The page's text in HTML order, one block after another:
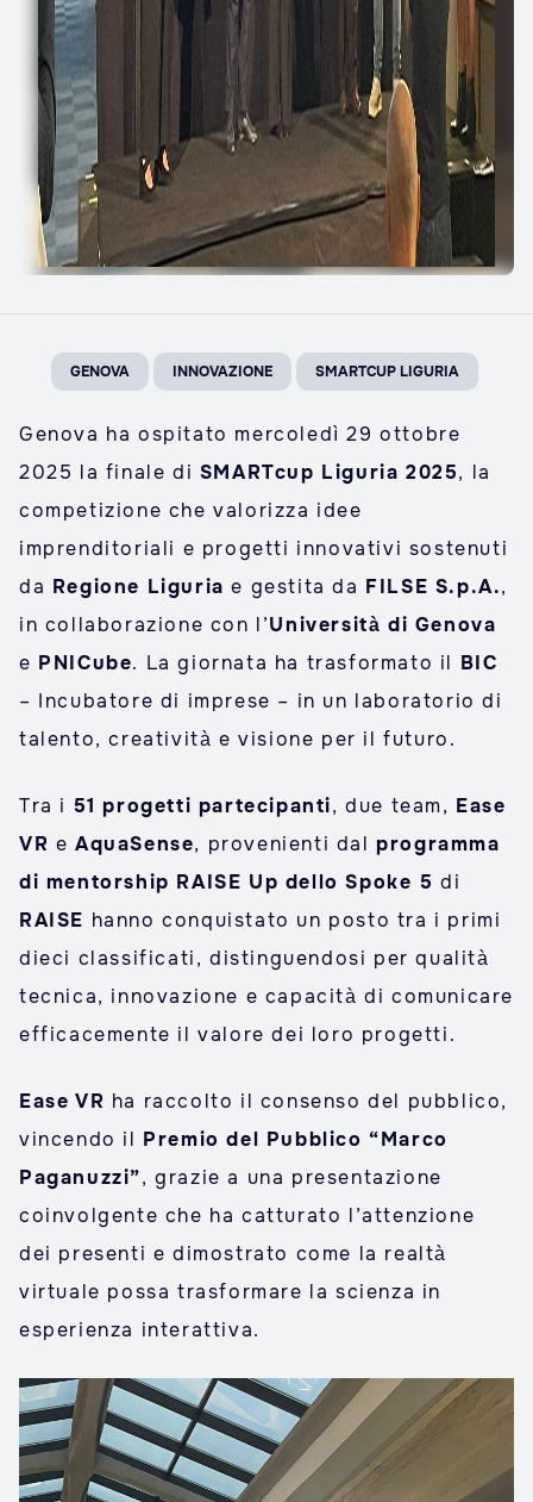
GENOVA INNOVAZIONE SMARTCUP LIGURIA
Genova ha ospitato mercoledì 29 ottobre
2025 la finale di SMARTcup Liguria 2025, la
competizione che valorizza idee
imprenditoriali e progetti innovativi sostenuti
da Regione Liguria e gestita da FILSE S.p.A.,
in collaborazione con l’Università di Genova
e PNICube. La giornata ha trasformato il BIC
– Incubatore di imprese – in un laboratorio di
talento, creatività e visione per il futuro.
Tra i 51 progetti partecipanti, due team, Ease
VR eAquaSense, provenienti dalprogramma
di mentorship RAISE Up dello Spoke 5 di
RAISE hanno conquistato un posto tra i primi
dieci classificati, distinguendosi per qualità
tecnica, innovazione e capacità di comunicare
efficacemente il valore dei loro progetti.
Ease VR ha raccolto il consenso del pubblico,
vincendo il Premio del Pubblico “Marco
Paganuzzi”, grazie a una presentazione
coinvolgente che ha catturato l’attenzione
dei presenti e dimostrato come la realtà
virtuale possa trasformare la scienza in
esperienza interattiva.